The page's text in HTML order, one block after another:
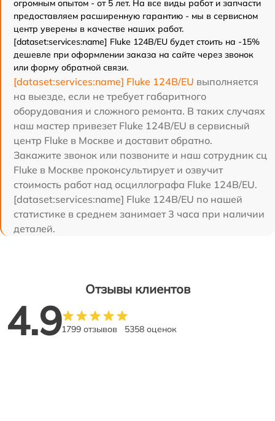
огромным опытом - от 5 лет. На все виды работ и запчасти
предоставляем расширенную гарантию - мы в сервисном
центр уверены в качестве наших работ.
[dataset:services:name] Fluke 124B/EU будет стоить на -15%
дешевле при оформлении заказа на сайте через звонок
или форму обратной связи.
[dataset:services:name] Fluke 124B/EU выполняется
на выезде, если не требует габаритного
оборудования и сложного ремонта. В таких случаях
наш мастер привезет Fluke 124B/EU в сервисный
центр Fluke в Москве и доставит обратно.
Закажите звонок или позвоните и наш сотрудник сц
Fluke в Москве проконсультирует и озвучит
стоимость работ над осциллографа Fluke 124B/EU.
[dataset:services:name] Fluke 124B/EU по нашей
статистике в среднем занимает 3 часа при наличии
деталей.
Отзывы клиентов
4.91799 отзывов 5358 оценок